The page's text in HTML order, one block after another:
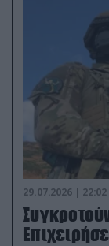
29.07.2026 | 22:02